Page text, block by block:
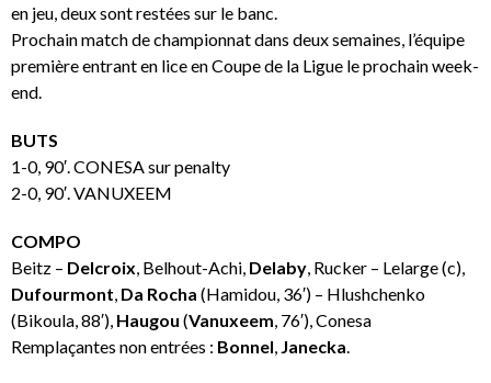
en jeu, deux sont restées sur le banc.
Prochain match de championnat dans deux semaines, l’équipe
première entrant en lice en Coupe de la Ligue le prochain week-
end.
BUTS
1-0, 90′. CONESA sur penalty
2-0, 90′. VANUXEEM
COMPO
Beitz – Delcroix , Belhout-Achi, Delaby , Rucker – Lelarge (c),
Dufourmont Da Rocha (Hamidou, 36′) – Hlushchenko
(Bikoula, 88′), Haugou (Vanuxeem , 76′), Conesa
Remplaçantes non entrées : Bonnel Janecka